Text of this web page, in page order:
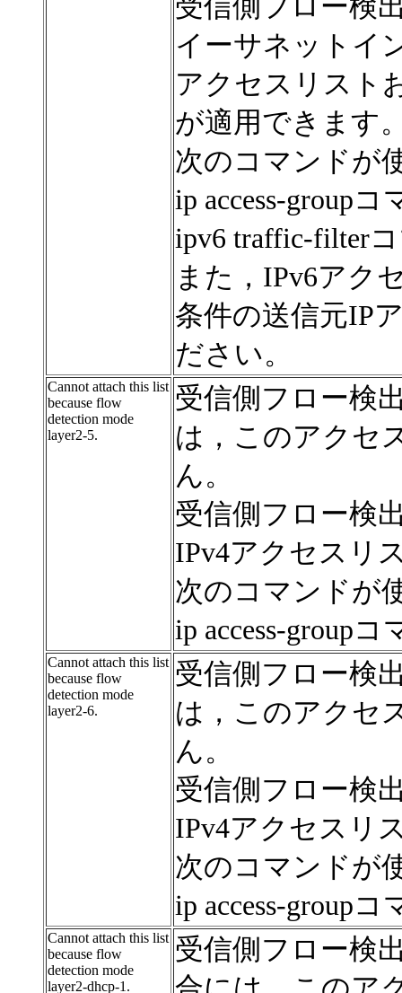
受信側フロー検
イーサネットイ
アクセスリスト
が適用できます
次のコマンドが
ip access-groupコ
ipv6 traffic-filter
また，IPv6アク
条件の送信元IP
ださい。
Cannot attach this list
because flow
detection mode
layer2-5.
受信側フロー検
は，このアクセ
ん。
受信側フロー検
IPv4アクセスリ
次のコマンドが
ip access-groupコ
Cannot attach this list
because flow
detection mode
layer2-6.
受信側フロー検
は，このアクセ
ん。
受信側フロー検
IPv4アクセスリ
次のコマンドが
ip access-groupコ
Cannot attach this list
because flow
detection mode
layer2-dhcp-1.
受信側フロー検